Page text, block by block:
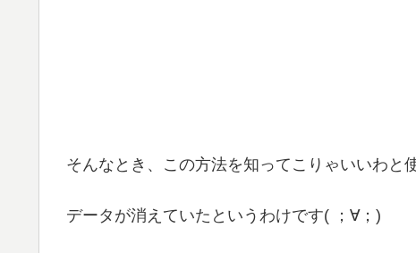
そんなとき、この方法を知ってこりゃいいわと
データが消えていたというわけです( ；∀；)